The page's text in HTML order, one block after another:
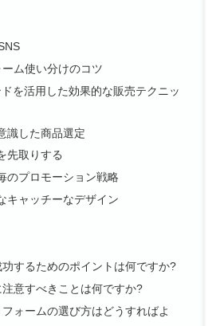
ム使い分けのコツ
を活用した効果的な販売テクニッ
識した商品選定
先取りする
のプロモーション戦略
キャッチーなデザイン
するためのポイントは何ですか?
意すべきことは何ですか?
ォームの選び方はどうすればよ